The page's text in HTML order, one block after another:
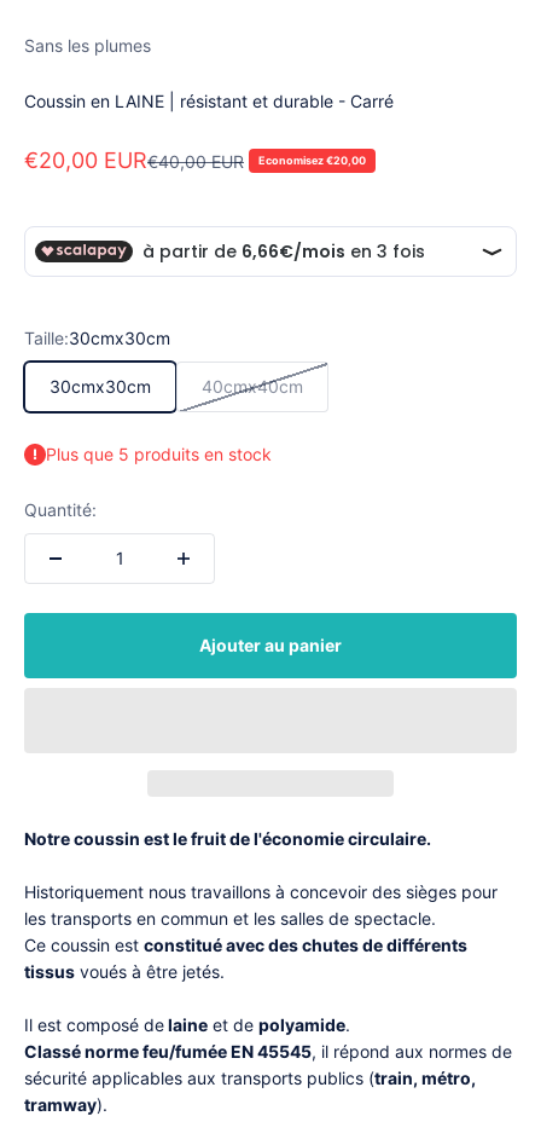
Sans les plumes
Coussin en LAINE | résistant et durable - Carré
Prix de vente
€20,00 EURPrix normal
€40,00 EUR Economisez €20,00
Taille:30cmx30cm
30cmx30cm 40cmx40cm
Plus que 5 produits en stock
Quantité:
Ajouter au panier
Notre coussin est le fruit de l'économie circulaire.
Historiquement nous travaillons à concevoir des sièges pour
les transports en commun et les salles de spectacle.
Ce coussin est constitué avec des chutes de différents
tissus voués à être jetés.
Il est composé delaine et de polyamide.
Classé norme feu/fumée EN 45545, il répond aux normes de
sécurité applicables aux transports publics (train, métro,
tramway).